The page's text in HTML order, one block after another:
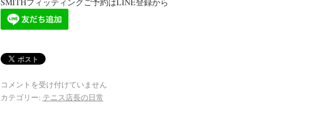
コメントを受け付けていません
カテゴリー: テニス店長の日常